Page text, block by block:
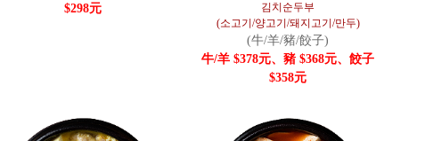
$298元
김치순두부
(소고기/양고기/돼지고기/만두)
(牛/羊/豬/餃子)
牛/羊 $378元、豬 $368元、餃子
$358元